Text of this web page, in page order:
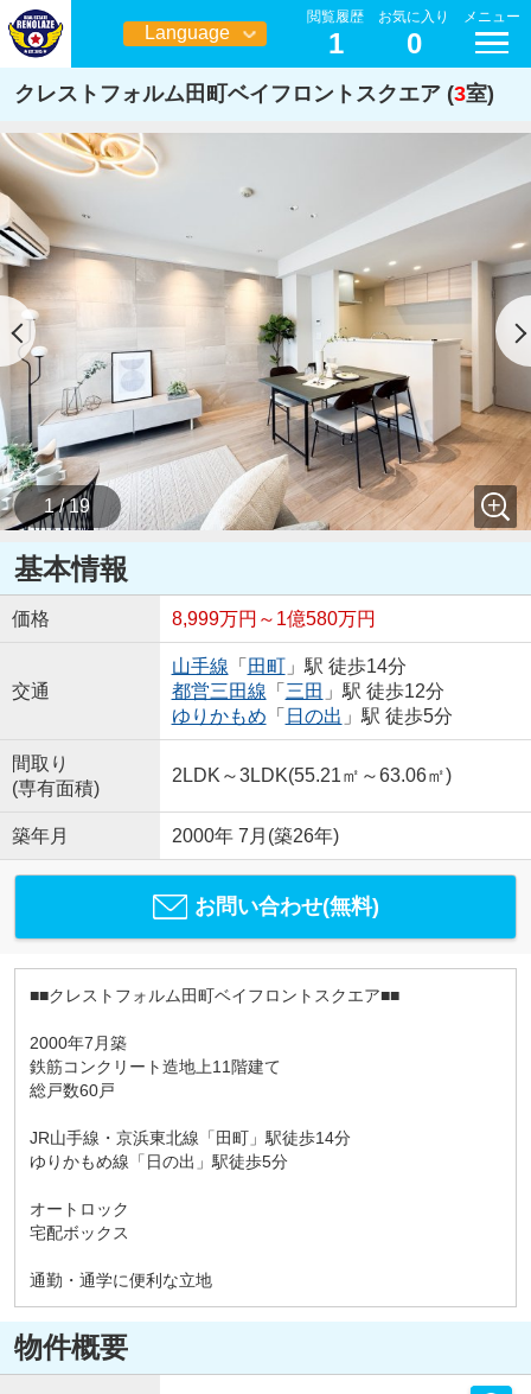
Language
日本語
閲覧履歴
1
お気に入り
0
メニュー
クレストフォルム田町ベイフロントスクエア (3室)
1 / 19
基本情報
価格 8,999万円～1億580万円
交通
山手線 「 田町」駅 徒歩14分
都営三田線 「 三田 」駅 徒歩12分
ゆりかもめ 「 日の出 」駅 徒歩5分
間取り
(専有面積)
2LDK～3LDK(55.21㎡～63.06㎡)
築年月 2000年 7月(築26年)
お問い合わせ(無料)
■■クレストフォルム田町ベイフロントスクエア■■
2000年7月築
鉄筋コンクリート造地上11階建て
総戸数60戸
JR山手線・京浜東北線「田町」駅徒歩14分
ゆりかもめ線「日の出」駅徒歩5分
オートロック
宅配ボックス
通勤・通学に便利な立地
物件概要